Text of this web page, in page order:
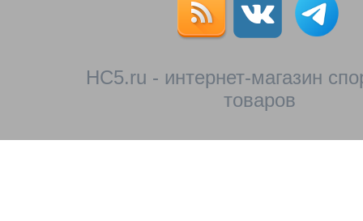
HC5.ru - интернет-магазин
товаров